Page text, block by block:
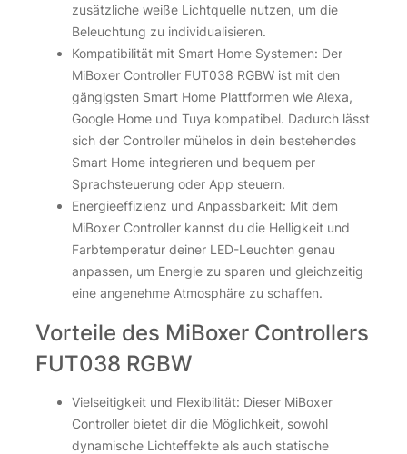
zusätzliche weiße Lichtquelle nutzen, um die
Beleuchtung zu individualisieren.
Kompatibilität mit Smart Home Systemen: Der
MiBoxer Controller FUT038 RGBW ist mit den
gängigsten Smart Home Plattformen wie Alexa,
Google Home und Tuya kompatibel. Dadurch lässt
sich der Controller mühelos in dein bestehendes
Smart Home integrieren und bequem per
Sprachsteuerung oder App steuern.
Energieeffizienz und Anpassbarkeit: Mit dem
MiBoxer Controller kannst du die Helligkeit und
Farbtemperatur deiner LED-Leuchten genau
anpassen, um Energie zu sparen und gleichzeitig
eine angenehme Atmosphäre zu schaffen.
Vorteile des MiBoxer Controllers
FUT038 RGBW
Vielseitigkeit und Flexibilität: Dieser MiBoxer
Controller bietet dir die Möglichkeit, sowohl
dynamische Lichteffekte als auch statische